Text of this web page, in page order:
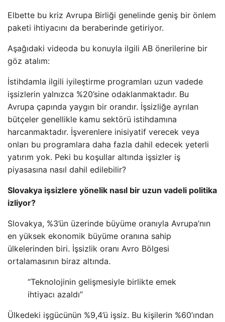
Elbette bu kriz Avrupa Birliği genelinde geniş bir önlem
paketi ihtiyacını da beraberinde getiriyor.
Aşağıdaki videoda bu konuyla ilgili AB önerilerine bir
göz atalım:
İstihdamla ilgili iyileştirme programları uzun vadede
işsizlerin yalnızca %20’sine odaklanmaktadır. Bu
Avrupa çapında yaygın bir orandır. İşsizliğe ayrılan
bütçeler genellikle kamu sektörü istihdamına
harcanmaktadır. İşverenlere inisiyatif verecek veya
onları bu programlara daha fazla dahil edecek yeterli
yatırım yok. Peki bu koşullar altında işsizler iş
piyasasına nasıl dahil edilebilir?
Slovakya işsizlere yönelik nasıl bir uzun vadeli politika
izliyor?
Slovakya, %3’ün üzerinde büyüme oranıyla Avrupa’nın
en yüksek ekonomik büyüme oranına sahip
ülkelerinden biri. İşsizlik oranı Avro Bölgesi
ortalamasının biraz altında.
“Teknolojinin gelişmesiyle birlikte emek
ihtiyacı azaldı”
Ülkedeki işgücünün %9,4’ü işsiz. Bu kişilerin %60’ından